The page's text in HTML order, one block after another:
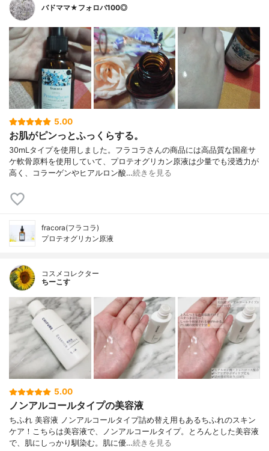
バドママ★フォロバ100◎
5.00
お肌がピンっとふっくらする。
30mLタイプを使用しました。フラコラさんの商品には高品質な国産サ
ケ軟骨原料を使用していて、プロテオグリカン原液は少量でも浸透力が
高く、コラーゲンやヒアルロン酸…続きを見る
fracora(フラコラ)
プロテオグリカン原液
コスメコレクター
ちーこす
5.00
ノンアルコールタイプの美容液
ちふれ 美容液 ノンアルコールタイプ詰め替え用もあるちふれのスキン
ケア！こちらは美容液で、ノンアルコールタイプ。とろんとした美容液
で、肌にしっかり馴染む。肌に優…続きを見る